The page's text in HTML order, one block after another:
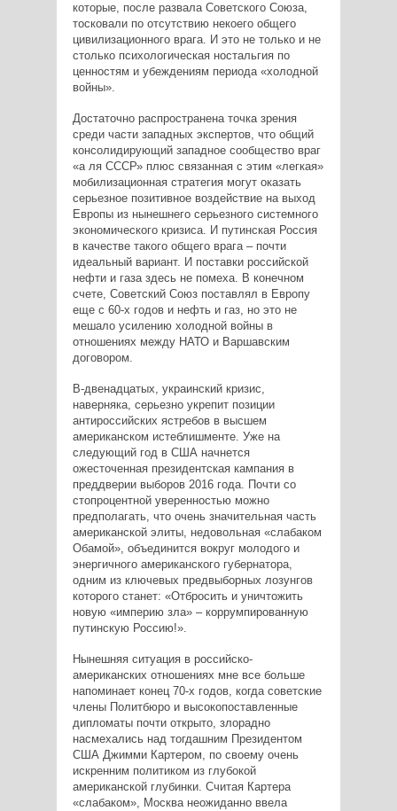
которые, после развала Советского Союза,
тосковали по отсутствию некоего общего
цивилизационного врага. И это не только и не
столько психологическая ностальгия по
ценностям и убеждениям периода «холодной
войны».
Достаточно распространена точка зрения
среди части западных экспертов, что общий
консолидирующий западное сообщество враг
«а ля СССР» плюс связанная с этим «легкая»
мобилизационная стратегия могут оказать
серьезное позитивное воздействие на выход
Европы из нынешнего серьезного системного
экономического кризиса. И путинская Россия
в качестве такого общего врага – почти
идеальный вариант. И поставки российской
нефти и газа здесь не помеха. В конечном
счете, Советский Союз поставлял в Европу
еще с 60-х годов и нефть и газ, но это не
мешало усилению холодной войны в
отношениях между НАТО и Варшавским
договором.
В-двенадцатых, украинский кризис,
наверняка, серьезно укрепит позиции
антироссийских ястребов в высшем
американском истеблишменте. Уже на
следующий год в США начнется
ожесточенная президентская кампания в
преддверии выборов 2016 года. Почти со
стопроцентной уверенностью можно
предполагать, что очень значительная часть
американской элиты, недовольная «слабаком
Обамой», объединится вокруг молодого и
энергичного американского губернатора,
одним из ключевых предвыборных лозунгов
которого станет: «Отбросить и уничтожить
новую «империю зла» – коррумпированную
путинскую Россию!».
Нынешняя ситуация в российско-
американских отношениях мне все больше
напоминает конец 70-х годов, когда советские
члены Политбюро и высокопоставленные
дипломаты почти открыто, злорадно
насмехались над тогдашним Президентом
США Джимми Картером, по своему очень
искренним политиком из глубокой
американской глубинки. Считая Картера
«слабаком», Москва неожиданно ввела